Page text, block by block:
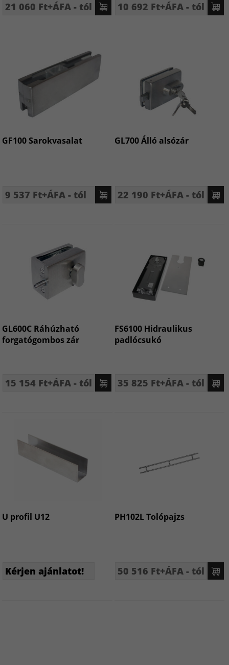
21 060 Ft+ÁFA - tól 10 692 Ft+ÁFA - tól
GF100 Sarokvasalat
9 537 Ft+ÁFA - tól
GL700 Álló alsózár
22 190 Ft+ÁFA - tól
GL600C Ráhúzható
forgatógombos zár
15 154 Ft+ÁFA - tól
FS6100 Hidraulikus
padlócsukó
35 825 Ft+ÁFA - tól
U profil U12
Kérjen ajánlatot!
PH102L Tolópajzs
50 516 Ft+ÁFA - tól